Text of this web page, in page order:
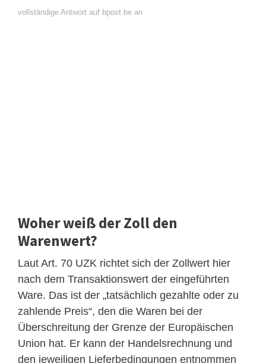
vollständige Antwort auf bpost.be an
Woher weiß der Zoll den
Warenwert?
Laut Art. 70 UZK richtet sich der Zollwert hier
nach dem Transaktionswert der eingeführten
Ware. Das ist der „tatsächlich gezahlte oder zu
zahlende Preis“, den die Waren bei der
Überschreitung der Grenze der Europäischen
Union hat. Er kann der Handelsrechnung und
den jeweiligen Lieferbedingungen entnommen